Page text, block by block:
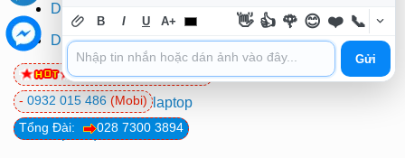
Dịch vụ sửa máy tính
Dịch vụ cài đặt máy tính
Dịch vụ vệ sinh máy tính
Dịch vụ vệ sinh laptop
Dịch vụ cài win
Tổng Đài: 028 7300 3894
- 0932 015 486 (Mobi)
0981 81 32 72(Viettel)
B I U A+ 👋 👍 🌹 😊 ❤️ 📞
Gửi